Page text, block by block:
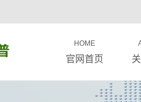
HOME
官网首页